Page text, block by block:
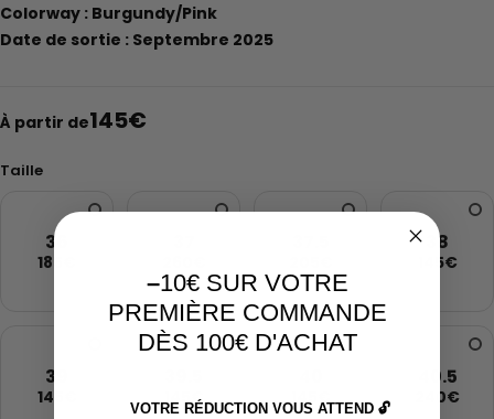
Colorway : Burgundy/Pink
Date de sortie : Septembre 2025
À partir de145€
Taille
36
185€
38
145€
39
145€ 145€ 145€
40.5
240€
–10€ SUR VOTRE
PREMIÈRE COMMANDE
DÈS 100€ D'ACHAT
VOTRE RÉDUCTION VOUS ATTEND 🔓